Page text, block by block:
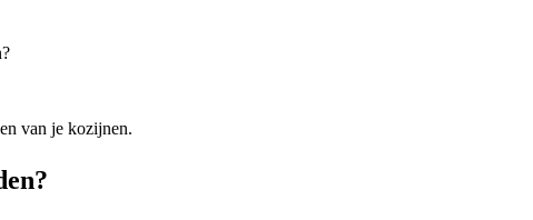
van je kozijnen.